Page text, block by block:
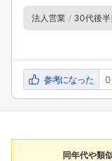
法人営業 30代後半
参考になった 0
同年代や類